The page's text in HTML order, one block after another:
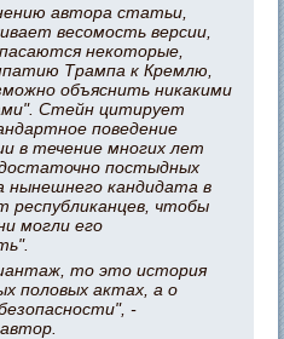
автора статьи,
весомость версии,
некоторые,
Трампа к Кремлю,
объяснить никакими
Стейн цитирует
поведение
в течение многих лет
постыдных
нынешнего кандидата в
республиканцев, чтобы
могли его
то это история
половых актах, а о
-